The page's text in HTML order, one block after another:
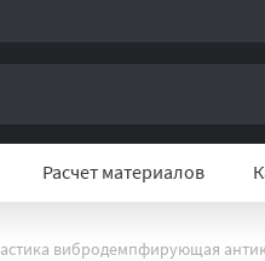
Расчет материалов
вибродемпфирующая